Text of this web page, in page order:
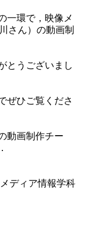
一環で，映像メ
さん）の動画制
とうございまし
ぜひご覧くださ
動画制作チー
ディア情報学科